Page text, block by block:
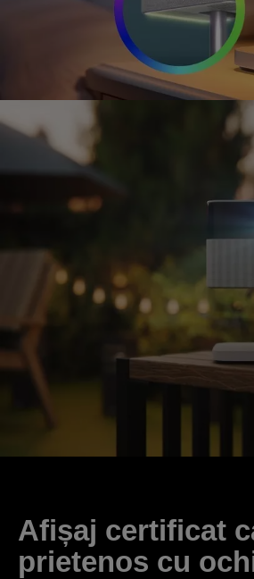
Afișaj certificat
prietenos cu